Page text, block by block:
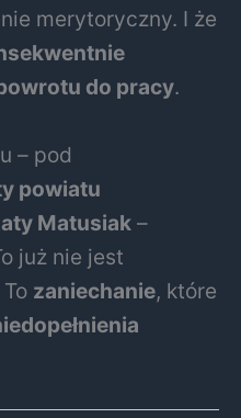
nie merytoryczny. I że
do pracy.
– pod
powiatu
Matusiak –
już nie jest
zaniechanie, które